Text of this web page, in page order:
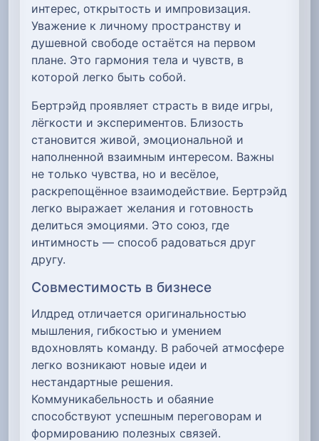
интерес, открытость и импровизация.
Уважение к личному пространству и
душевной свободе остаётся на первом
плане. Это гармония тела и чувств, в
которой легко быть собой.
Бертрэйд проявляет страсть в виде игры,
лёгкости и экспериментов. Близость
становится живой, эмоциональной и
наполненной взаимным интересом. Важны
не только чувства, но и весёлое,
раскрепощённое взаимодействие. Бертрэйд
легко выражает желания и готовность
делиться эмоциями. Это союз, где
интимность — способ радоваться друг
другу.
Совместимость в бизнесе
Илдред отличается оригинальностью
мышления, гибкостью и умением
вдохновлять команду. В рабочей атмосфере
легко возникают новые идеи и
нестандартные решения.
Коммуникабельность и обаяние
способствуют успешным переговорам и
формированию полезных связей.